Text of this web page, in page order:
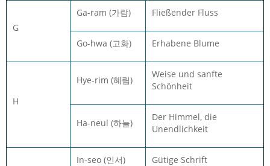
G
Ga-ram (가람) Fließender Fluss
Go-hwa (고화) Erhabene Blume
H
Hye-rim (혜림)
Weise und sanfte
Schönheit
Ha-neul (하늘)
Der Himmel, die
Unendlichkeit
In-seo (인서) Gütige Schrift